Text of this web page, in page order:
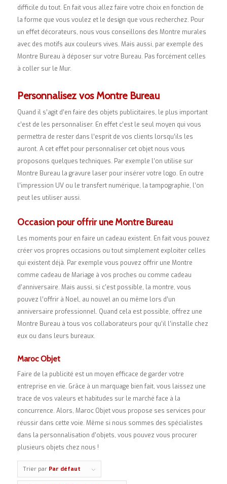
difficile du tout. En fait vous allez faire votre choix en fonction de
la forme que vous voulez et le design que vous recherchez. Pour
un effet décorateurs, nous vous conseillons des Montre murales
avec des motifs aux couleurs vives. Mais aussi, par exemple des
Montre Bureau à déposer sur votre Bureau. Pas forcément celles
à coller sur le Mur.
Personnalisez vos Montre Bureau
Quand il s’agit d’en faire des objets publicitaires, le plus important
c’est de les personnaliser. En effet c’est le seul moyen qui vous
permettra de rester dans l’esprit de vos clients lorsqu’ils les
auront. A cet effet pour personnaliser cet objet nous vous
proposons quelques techniques. Par exemple l’on utilise sur
Montre Bureau la gravure laser pour insérer votre logo. En outre
l’impression UV ou le transfert numérique, la tampographie, l’on
peut les utiliser aussi.
Occasion pour offrir une Montre Bureau
Les moments pour en faire un cadeau existent. En fait vous pouvez
créer vos propres occasions ou tout simplement exploiter celles
qui existent déjà. Par exemple vous pouvez offrir une Montre
comme cadeau de Mariage à vos proches ou comme cadeau
d’anniversaire. Mais aussi, si c’est possible, la montre, vous
pouvez l’offrir à Noel, au nouvel an ou même lors d’un
anniversaire professionnel. Quand cela est possible, offrez une
Montre Bureau à tous vos collaborateurs pour qu’il l’installe chez
eux ou dans leurs bureaux.
Maroc Objet
Faire de la publicité est un moyen efficace de garder votre
entreprise en vie. Grâce à un marquage bien fait, vous laissez une
trace de vos valeurs et habitudes sur le marché face à la
concurrence. Alors, Maroc Objet vous propose ses services pour
réussir dans cette voie. Même si nous sommes des spécialistes
dans la personnalisation d’objets, vous pouvez vous procurer
plusieurs objets chez nous !
Trier par Par défaut